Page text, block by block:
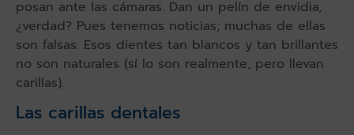
posan ante las cámaras. Dan un pelín de envidia,
¿verdad? Pues tenemos noticias; muchas de ellas
son falsas. Esos dientes tan blancos y tan brillantes
no son naturales (sí lo son realmente, pero llevan
carillas).
Las carillas dentales